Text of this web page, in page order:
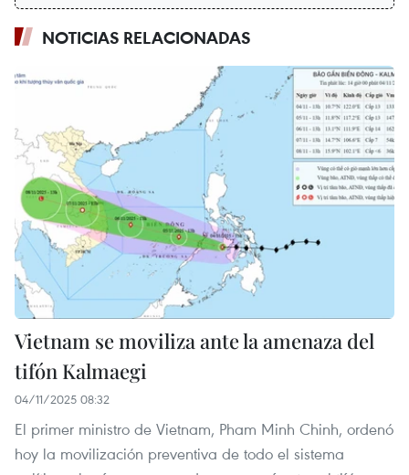
NOTICIAS RELACIONADAS
Vietnam se moviliza ante la amenaza del
tifón Kalmaegi
04/11/2025 08:32
El primer ministro de Vietnam, Pham Minh Chinh, ordenó
hoy la movilización preventiva de todo el sistema